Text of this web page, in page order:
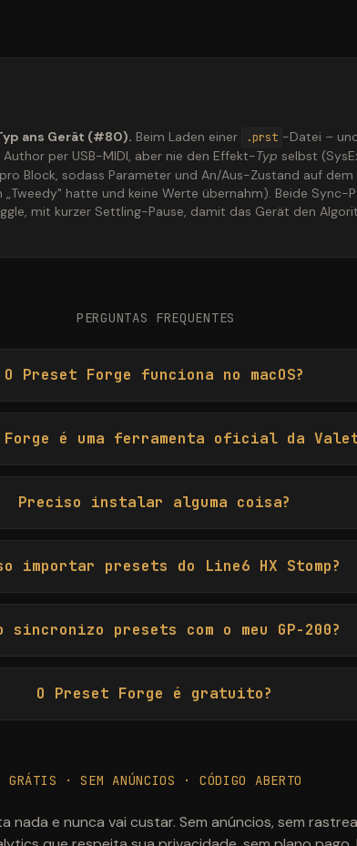
ans Gerät (#80). Beim Laden einer .prst -Datei –
per USB-MIDI, aber nie den Effekt-Typ selbst
Block, sodass Parameter und An/Aus-Zustand auf
„Tweedy" hatte und keine Werte übernahm). Beide
mit kurzer Settling-Pause, damit das Gerät den
PERGUNTAS FREQUENTES
O Preset Forge funciona no macOS?
Forge é uma ferramenta oficial da
Preciso instalar alguma coisa?
importar presets do Line6 HX Stomp?
sincronizo presets com o meu GP-200?
O Preset Forge é gratuito?
GRÁTIS · SEM ANÚNCIOS · CÓDIGO ABERTO
nada e nunca vai custar. Sem anúncios, sem